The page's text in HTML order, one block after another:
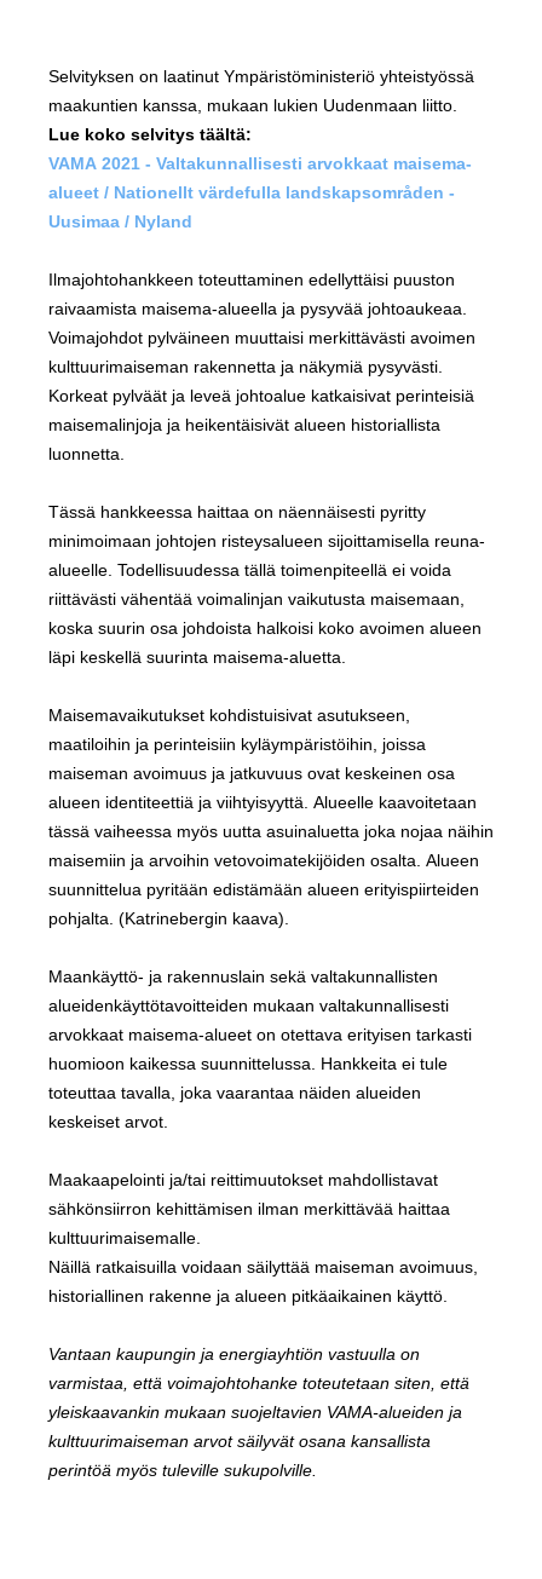
Selvityksen on laatinut Ympäristöministeriö yhteistyössä
maakuntien kanssa, mukaan lukien Uudenmaan liitto.
Lue koko selvitys täältä:
VAMA 2021 - Valtakunnallisesti arvokkaat maisema-
alueet / Nationellt värdefulla landskapsområden -
Uusimaa / Nyland
Ilmajohtohankkeen toteuttaminen edellyttäisi puuston
raivaamista maisema-alueella ja pysyvää johtoaukeaa.
Voimajohdot pylväineen muuttaisi merkittävästi avoimen
kulttuurimaiseman rakennetta ja näkymiä pysyvästi.
Korkeat pylväät ja leveä johtoalue katkaisivat perinteisiä
maisemalinjoja ja heikentäisivät alueen historiallista
luonnetta.
Tässä hankkeessa haittaa on näennäisesti pyritty
minimoimaan johtojen risteysalueen sijoittamisella reuna-
alueelle. Todellisuudessa tällä toimenpiteellä ei voida
riittävästi vähentää voimalinjan vaikutusta maisemaan,
koska suurin osa johdoista halkoisi koko avoimen alueen
läpi keskellä suurinta maisema-aluetta.
Maisemavaikutukset kohdistuisivat asutukseen,
maatiloihin ja perinteisiin kyläympäristöihin, joissa
maiseman avoimuus ja jatkuvuus ovat keskeinen osa
alueen identiteettiä ja viihtyisyyttä. Alueelle kaavoitetaan
tässä vaiheessa myös uutta asuinaluetta joka nojaa näihin
maisemiin ja arvoihin vetovoimatekijöiden osalta. Alueen
suunnittelua pyritään edistämään alueen erityispiirteiden
pohjalta. (Katrinebergin kaava).
Maankäyttö- ja rakennuslain sekä valtakunnallisten
alueidenkäyttötavoitteiden mukaan valtakunnallisesti
arvokkaat maisema-alueet on otettava erityisen tarkasti
huomioon kaikessa suunnittelussa. Hankkeita ei tule
toteuttaa tavalla, joka vaarantaa näiden alueiden
keskeiset arvot.
Maakaapelointi ja/tai reittimuutokset mahdollistavat
sähkönsiirron kehittämisen ilman merkittävää haittaa
kulttuurimaisemalle.
Näillä ratkaisuilla voidaan säilyttää maiseman avoimuus,
historiallinen rakenne ja alueen pitkäaikainen käyttö.
Vantaan kaupungin ja energiayhtiön vastuulla on
varmistaa, että voimajohtohanke toteutetaan siten, että
yleiskaavankin mukaan suojeltavien VAMA-alueiden ja
kulttuurimaiseman arvot säilyvät osana kansallista
perintöä myös tuleville sukupolville.